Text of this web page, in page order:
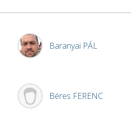
Baranyai PÁL
Béres FERENC